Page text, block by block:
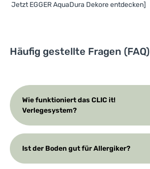
Jetzt EGGER AquaDura Dekore entdecken]
Häufig gestellte Fragen (FAQ)
Wie funktioniert das CLIC it!
Verlegesystem?
Ist der Boden gut für Allergiker?